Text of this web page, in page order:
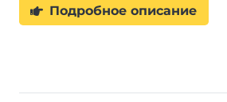
Подробное описание